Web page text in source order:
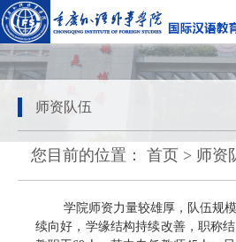
师资队伍
您目前的位置： 首页 > 师资
学院师资力量较雄厚，队伍规
续向好，学缘结构持续改善，职称